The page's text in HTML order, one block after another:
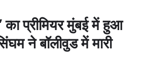
का प्रीमियर मुंबई में हुआ
ने बॉलीवुड में मारी